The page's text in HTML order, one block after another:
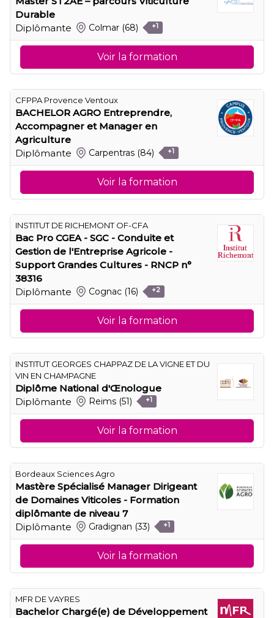
Durable
Diplômante
Colmar (68) +1
Voir la formation
CFPPA Provence Ventoux
BACHELOR AGRO Entreprendre,
Accompagner et Manager en
Agriculture
Diplômante
Carpentras (84) +1
Voir la formation
INSTITUT DE RICHEMONT OF-CFA
Bac Pro CGEA - SGC - Conduite et
Gestion de l'Entreprise Agricole -
Support Grandes Cultures - RNCP n°
38316
Diplômante
Cognac (16) +2
Voir la formation
INSTITUT GEORGES CHAPPAZ DE LA VIGNE ET DU
VIN EN CHAMPAGNE
Diplôme National d'Œnologue
Diplômante
Reims (51) +1
Voir la formation
Bordeaux Sciences Agro
Mastère Spécialisé Manager Dirigeant
de Domaines Viticoles - Formation
diplômante de niveau 7
Diplômante
Gradignan (33) +1
Voir la formation
MFR DE VAYRES
Bachelor Chargé(e) de Développement